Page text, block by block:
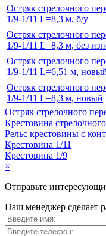
Остряк стрелочного
1/9-1/11 L=8,3 м, б/у
Остряк стрелочного
1/9-1/11 L=8,3 м, без
Остряк стрелочного
1/9-1/11 L=6,51 м,
Остряк стрелочного
1/9-1/11 L=8,3 м, новый
Остряк стрелочного
Крестовина
Рельс крестовины с
Крестовина 1/11
Крестовина 1/9
×
Отправьте
Haш мeнeджep cдeлaeт